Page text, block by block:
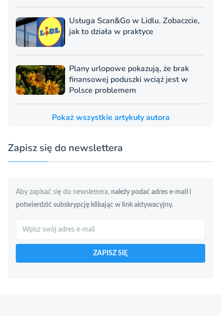
Usługa Scan&Go w Lidlu. Zobaczcie,
jak to działa w praktyce
Plany urlopowe pokazują, że brak
finansowej poduszki wciąż jest w
Polsce problemem
Pokaż wszystkie artykuły autora
Zapisz się do newslettera
Aby zapisać się do newslettera, należy podać adres e-mail i
potwierdzić subskrypcję klikając w link aktywacyjny.
Szukaj
ZAPISZ SIĘ